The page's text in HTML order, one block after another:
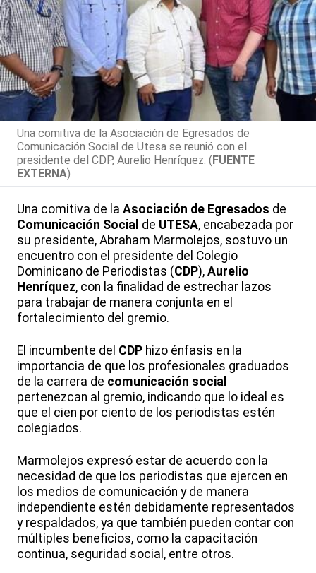
Una comitiva de la Asociación de Egresados de
Comunicación Social de Utesa se reunió con el
presidente del CDP, Aurelio Henríquez. (FUENTE
EXTERNA)
Una comitiva de la Asociación de Egresados de
Comunicación Social de UTESA, encabezada por
su presidente, Abraham Marmolejos, sostuvo un
encuentro con el presidente del Colegio
Dominicano de Periodistas (CDP), Aurelio
Henríquez, con la finalidad de estrechar lazos
para trabajar de manera conjunta en el
fortalecimiento del gremio.
El incumbente del CDP hizo énfasis en la
importancia de que los profesionales graduados
de la carrera de comunicación social
pertenezcan al gremio, indicando que lo ideal es
que el cien por ciento de los periodistas estén
colegiados.
Marmolejos expresó estar de acuerdo con la
necesidad de que los periodistas que ejercen en
los medios de comunicación y de manera
independiente estén debidamente representados
y respaldados, ya que también pueden contar con
múltiples beneficios, como la capacitación
continua, seguridad social, entre otros.